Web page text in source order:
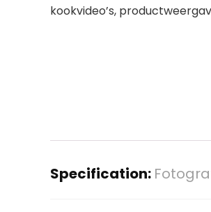
kookvideo’s,
Specification: